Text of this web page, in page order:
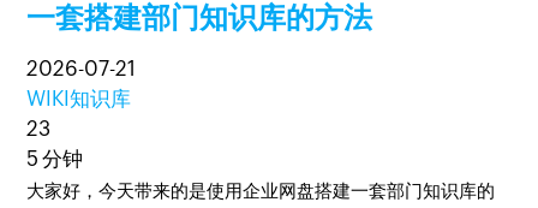
一套搭建部门知识库的方法
2026-07-21
WIKI知识库
23
5 分钟
大家好，今天带来的是使用企业网盘搭建一套部门知识库的